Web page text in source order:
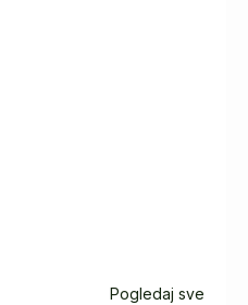
Pogledaj sve